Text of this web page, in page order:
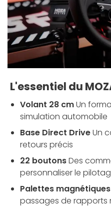
L'essentiel du
Volant 28 cmUn
simulation automobile
Base Direct DriveUn
retours précis
22 boutonsDes
personnaliser le
Palettes magnétiques
passages de rapports